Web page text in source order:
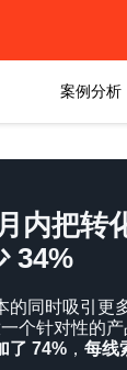
案例分析
内把转
34%
的同时吸引更
个针对性的
了 74% ， 每线